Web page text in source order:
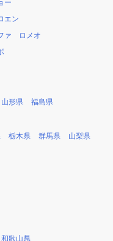
ー
エン
ァ ロメオ
山形県 福島県
栃木県 群馬県 山梨県
和歌山県